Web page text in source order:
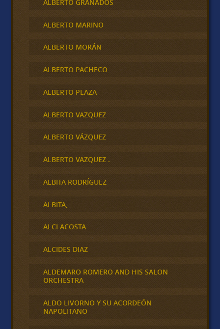
ALBERTO GRANADOS
ALBERTO MARINO
ALBERTO MORÁN
ALBERTO PACHECO
ALBERTO PLAZA
ALBERTO VAZQUEZ
ALBERTO VÁZQUEZ
ALBERTO VAZQUEZ .
ALBITA RODRÍGUEZ
ALBITA,
ALCI ACOSTA
ALCIDES DIAZ
ALDEMARO ROMERO AND HIS SALON
ORCHESTRA
ALDO LIVORNO Y SU ACORDEÓN
NAPOLITANO